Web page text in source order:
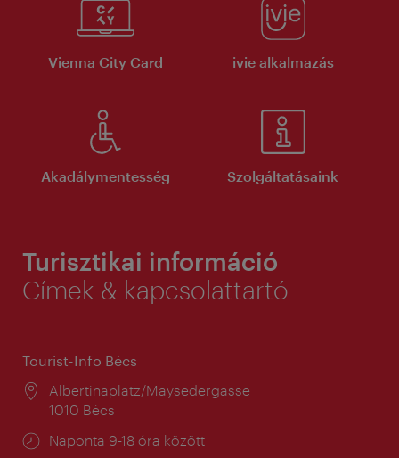
Vienna City Card ivie alkalmazás
Akadálymentesség Szolgáltatásaink
Turisztikai információ
Címek & kapcsolattartó
Tourist-Info Bécs
Helyszín:
Albertinaplatz/Maysedergasse
1010 Bécs
Nyitva
Naponta 9-18 óra között